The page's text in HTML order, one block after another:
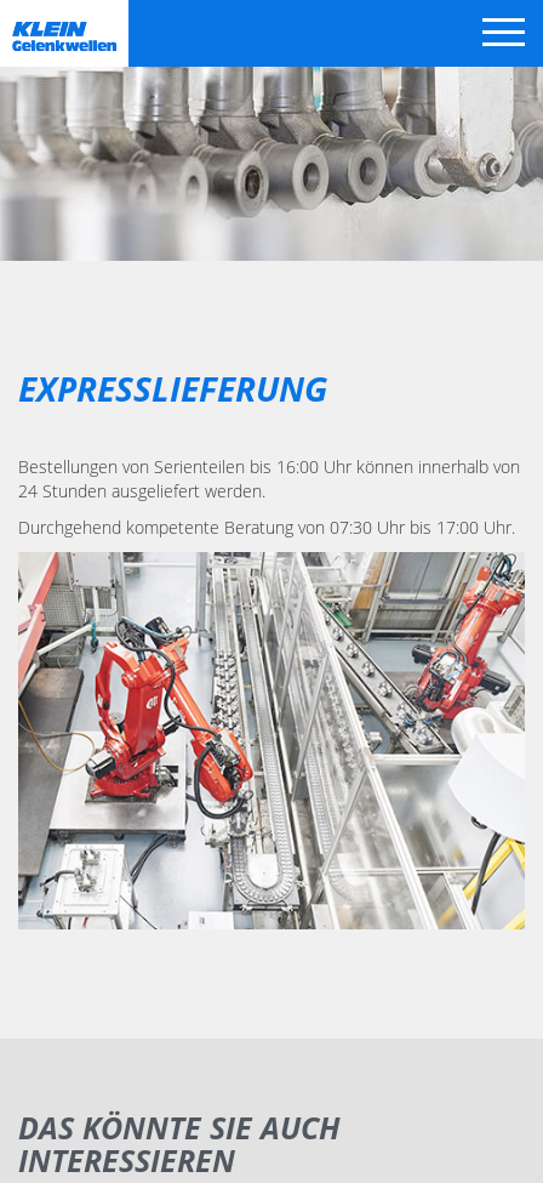
Inhalt
springen
EXPRESSLIEFERUNG
Bestellungen von Serienteilen bis 16:00 Uhr können innerhalb von
24 Stunden ausgeliefert werden.
Durchgehend kompetente Beratung von 07:30 Uhr bis 17:00 Uhr.
DAS KÖNNTE SIE AUCH
INTERESSIEREN